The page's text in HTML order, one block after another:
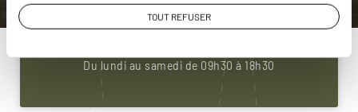
TOUT REFUSER
01 85 08 22 95
Du lundi au samedi de 09h30 à 18h30